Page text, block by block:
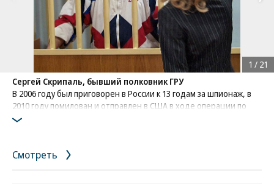
Сергей Скрипаль, бывший полковник ГРУ
В 2006 году был приговорен в России к 13 годам за шпионаж, в
2010 году помилован и отправлен в США в ходе операции по
обмену агентами разведки. В том же году экс-шпион переехал в
состоянии на скамейке в Солсбери и госпитализирован. 18 мая
1 / 21
Смотреть